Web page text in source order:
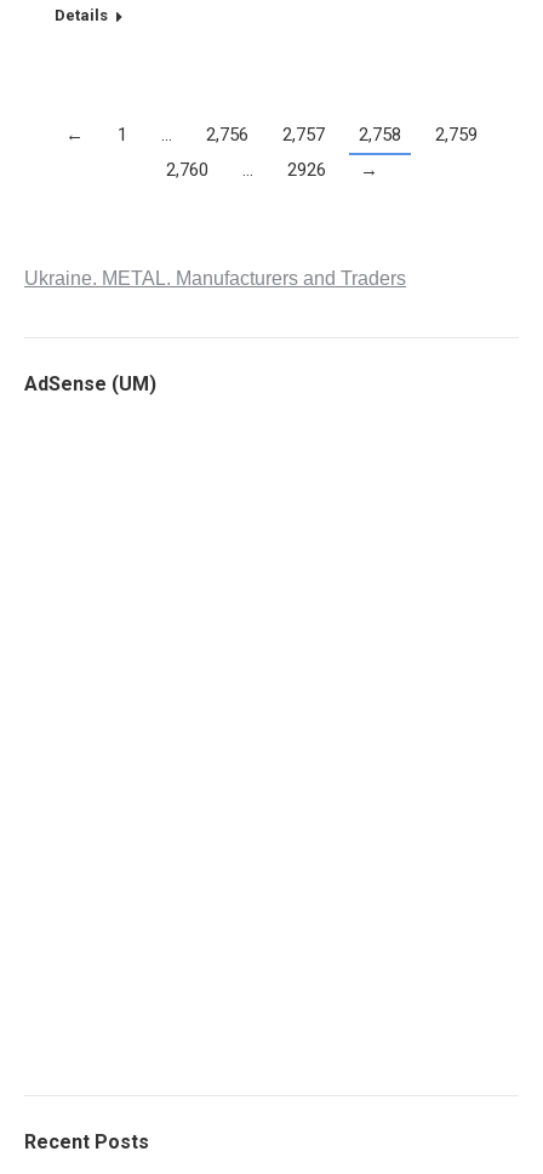
Details
← 1 … 2,756 2,757 2,758
2,759
2,760
… 2926 →
Ukraine. METAL. Manufacturers and Traders
AdSense (UM)
Recent Posts